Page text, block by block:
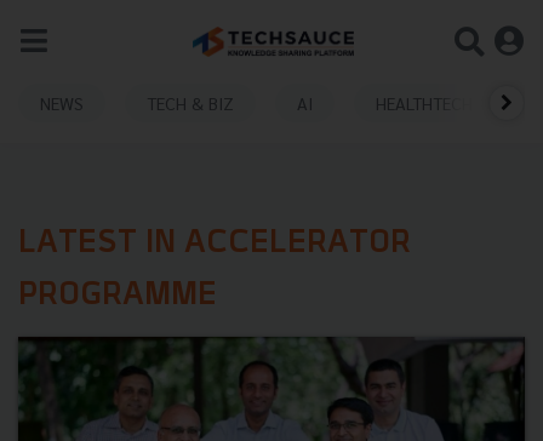
NEWS TECH & BIZ AI HEALTHTECH
LATEST IN ACCELERATOR
PROGRAMME